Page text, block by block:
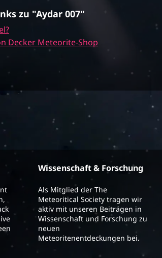
zu "Aydar 007"
Decker Meteorite-Shop
Wissenschaft & Forschung
Als Mitglied der The
Meteoritical Society tragen wir
aktiv mit unseren Beiträgen in
Wissenschaft und Forschung zu
neuen
Meteoritenentdeckungen bei.